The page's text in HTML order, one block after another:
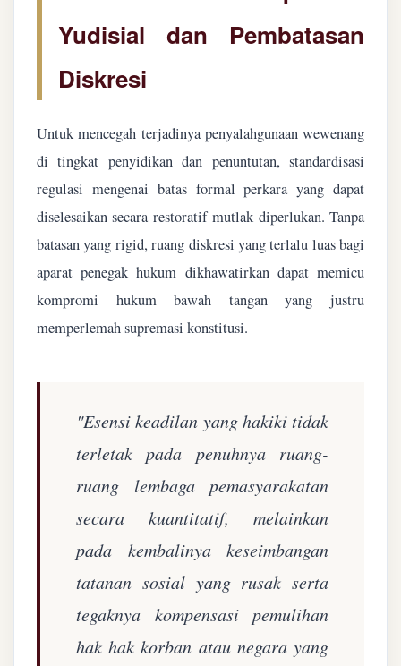
Yudisial dan Pembatasan
Diskresi
Untuk mencegah terjadinya penyalahgunaan wewenang
di tingkat penyidikan dan penuntutan, standardisasi
regulasi mengenai batas formal perkara yang dapat
diselesaikan secara restoratif mutlak diperlukan. Tanpa
batasan yang rigid, ruang diskresi yang terlalu luas bagi
aparat penegak hukum dikhawatirkan dapat memicu
kompromi hukum bawah tangan yang justru
memperlemah supremasi konstitusi.
"Esensi keadilan yang hakiki tidak
terletak pada penuhnya ruang-
ruang lembaga pemasyarakatan
secara kuantitatif, melainkan
pada kembalinya keseimbangan
tatanan sosial yang rusak serta
tegaknya kompensasi pemulihan
hak hak korban atau negara yang